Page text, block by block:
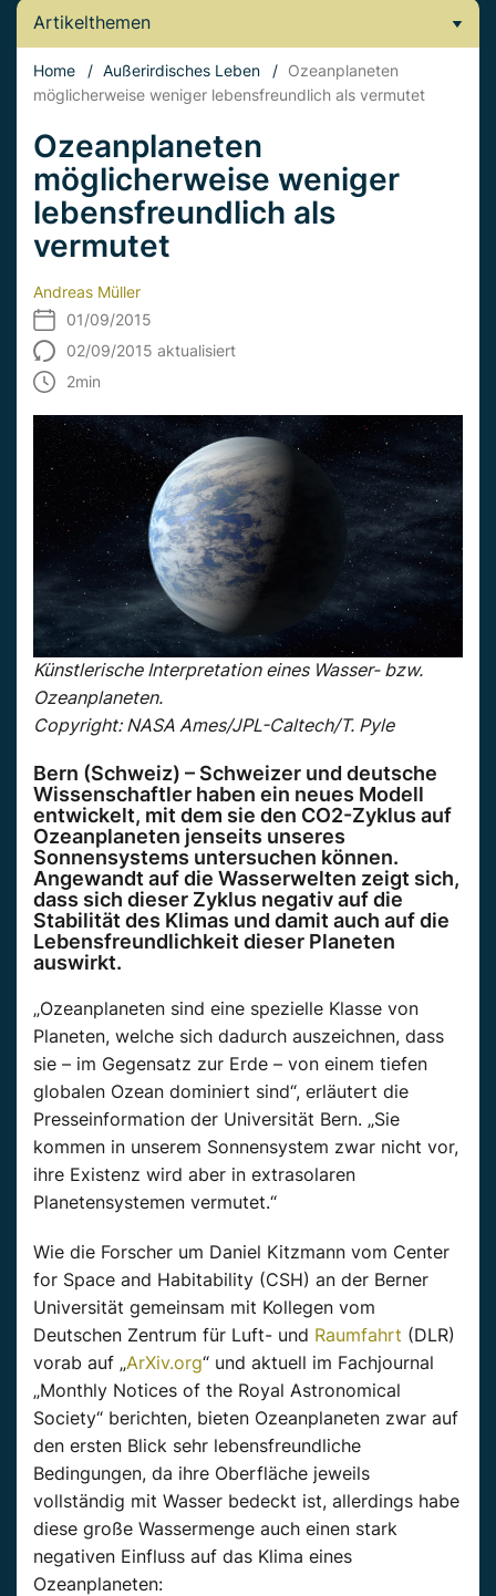
Artikelthemen
Home / Außerirdisches Leben / Ozeanplaneten
möglicherweise weniger lebensfreundlich als vermutet
Ozeanplaneten
möglicherweise weniger
lebensfreundlich als
vermutet
Andreas Müller
01/09/2015
02/09/2015 aktualisiert
2min
Künstlerische Interpretation eines Wasser- bzw.
Ozeanplaneten.
Copyright: NASA Ames/JPL-Caltech/T. Pyle
Bern (Schweiz) – Schweizer und deutsche
Wissenschaftler haben ein neues Modell
entwickelt, mit dem sie den CO2-Zyklus auf
Ozeanplaneten jenseits unseres
Sonnensystems untersuchen können.
Angewandt auf die Wasserwelten zeigt sich,
dass sich dieser Zyklus negativ auf die
Stabilität des Klimas und damit auch auf die
Lebensfreundlichkeit dieser Planeten
auswirkt.
„Ozeanplaneten sind eine spezielle Klasse von
Planeten, welche sich dadurch auszeichnen, dass
sie – im Gegensatz zur Erde – von einem tiefen
globalen Ozean dominiert sind“, erläutert die
Presseinformation der Universität Bern. „Sie
kommen in unserem Sonnensystem zwar nicht vor,
ihre Existenz wird aber in extrasolaren
Planetensystemen vermutet.“
Wie die Forscher um Daniel Kitzmann vom Center
for Space and Habitability (CSH) an der Berner
Universität gemeinsam mit Kollegen vom
Deutschen Zentrum für Luft- und Raumfahrt (DLR)
vorab auf „ArXiv.org“ und aktuell im Fachjournal
„Monthly Notices of the Royal Astronomical
Society“ berichten, bieten Ozeanplaneten zwar auf
den ersten Blick sehr lebensfreundliche
Bedingungen, da ihre Oberfläche jeweils
vollständig mit Wasser bedeckt ist, allerdings habe
diese große Wassermenge auch einen stark
negativen Einfluss auf das Klima eines
Ozeanplaneten: